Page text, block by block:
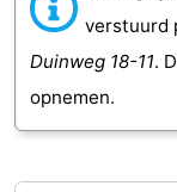
verstuurd
Duinweg 18-11.
opnemen.